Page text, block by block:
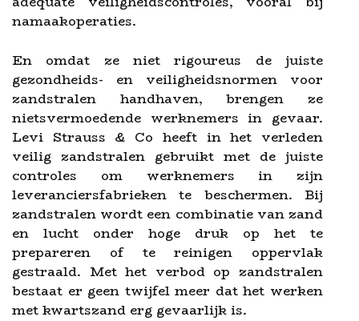
namaakoperaties.
En omdat ze niet rigoureus de juiste
gezondheids- en veiligheidsnormen voor
zandstralen handhaven, brengen ze
nietsvermoedende werknemers in gevaar.
Levi Strauss & Co heeft in het verleden
veilig zandstralen gebruikt met de juiste
controles om werknemers in zijn
leveranciersfabrieken te beschermen. Bij
zandstralen wordt een combinatie van zand
en lucht onder hoge druk op het te
prepareren of te reinigen oppervlak
gestraald. Met het verbod op zandstralen
bestaat er geen twijfel meer dat het werken
met kwartszand erg gevaarlijk is.